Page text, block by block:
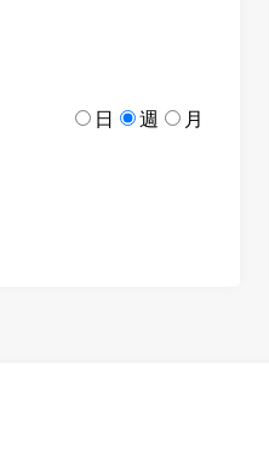
日 週 月